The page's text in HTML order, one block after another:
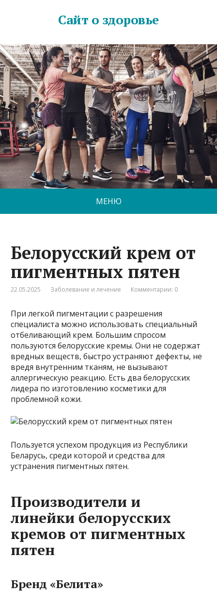
Сайт о здоровье
МЕНЮ
Белорусский крем от
пигментных пятен
22.05.2025 Заболевание и лечение Комментарии: 0
При легкой пигментации с разрешения
специалиста можно использовать специальный
отбеливающий крем. Большим спросом
пользуются белорусские кремы. Они не содержат
вредных веществ, быстро устраняют дефекты, не
вредя внутренним тканям, не вызывают
аллергическую реакцию. Есть два белорусских
лидера по изготовлению косметики для
проблемной кожи.
Пользуется успехом продукция из Республики
Беларусь, среди которой и средства для
устранения пигментных пятен.
Производители и
линейки белорусских
кремов от пигментных
пятен
Бренд «Белита»